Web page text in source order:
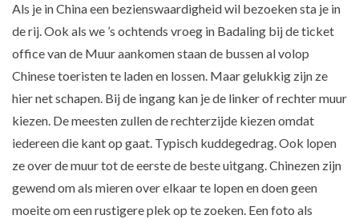
Als je in China een bezienswaardigheid wil bezoeken sta je in
de rij. Ook als we ’s ochtends vroeg in Badaling bij de ticket
office van de Muur aankomen staan de bussen al volop
Chinese toeristen te laden en lossen. Maar gelukkig zijn ze
hier net schapen. Bij de ingang kan je de linker of rechter muur
kiezen. De meesten zullen de rechterzijde kiezen omdat
iedereen die kant op gaat. Typisch kuddegedrag. Ook lopen
ze over de muur tot de eerste de beste uitgang. Chinezen zijn
gewend om als mieren over elkaar te lopen en doen geen
moeite om een rustigere plek op te zoeken. Een foto als